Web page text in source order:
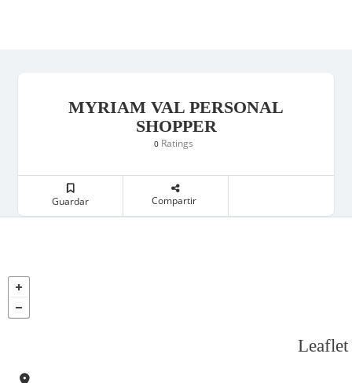
MYRIAM VAL PERSONAL
SHOPPER
0 Ratings
Guardar Compartir
Leaflet